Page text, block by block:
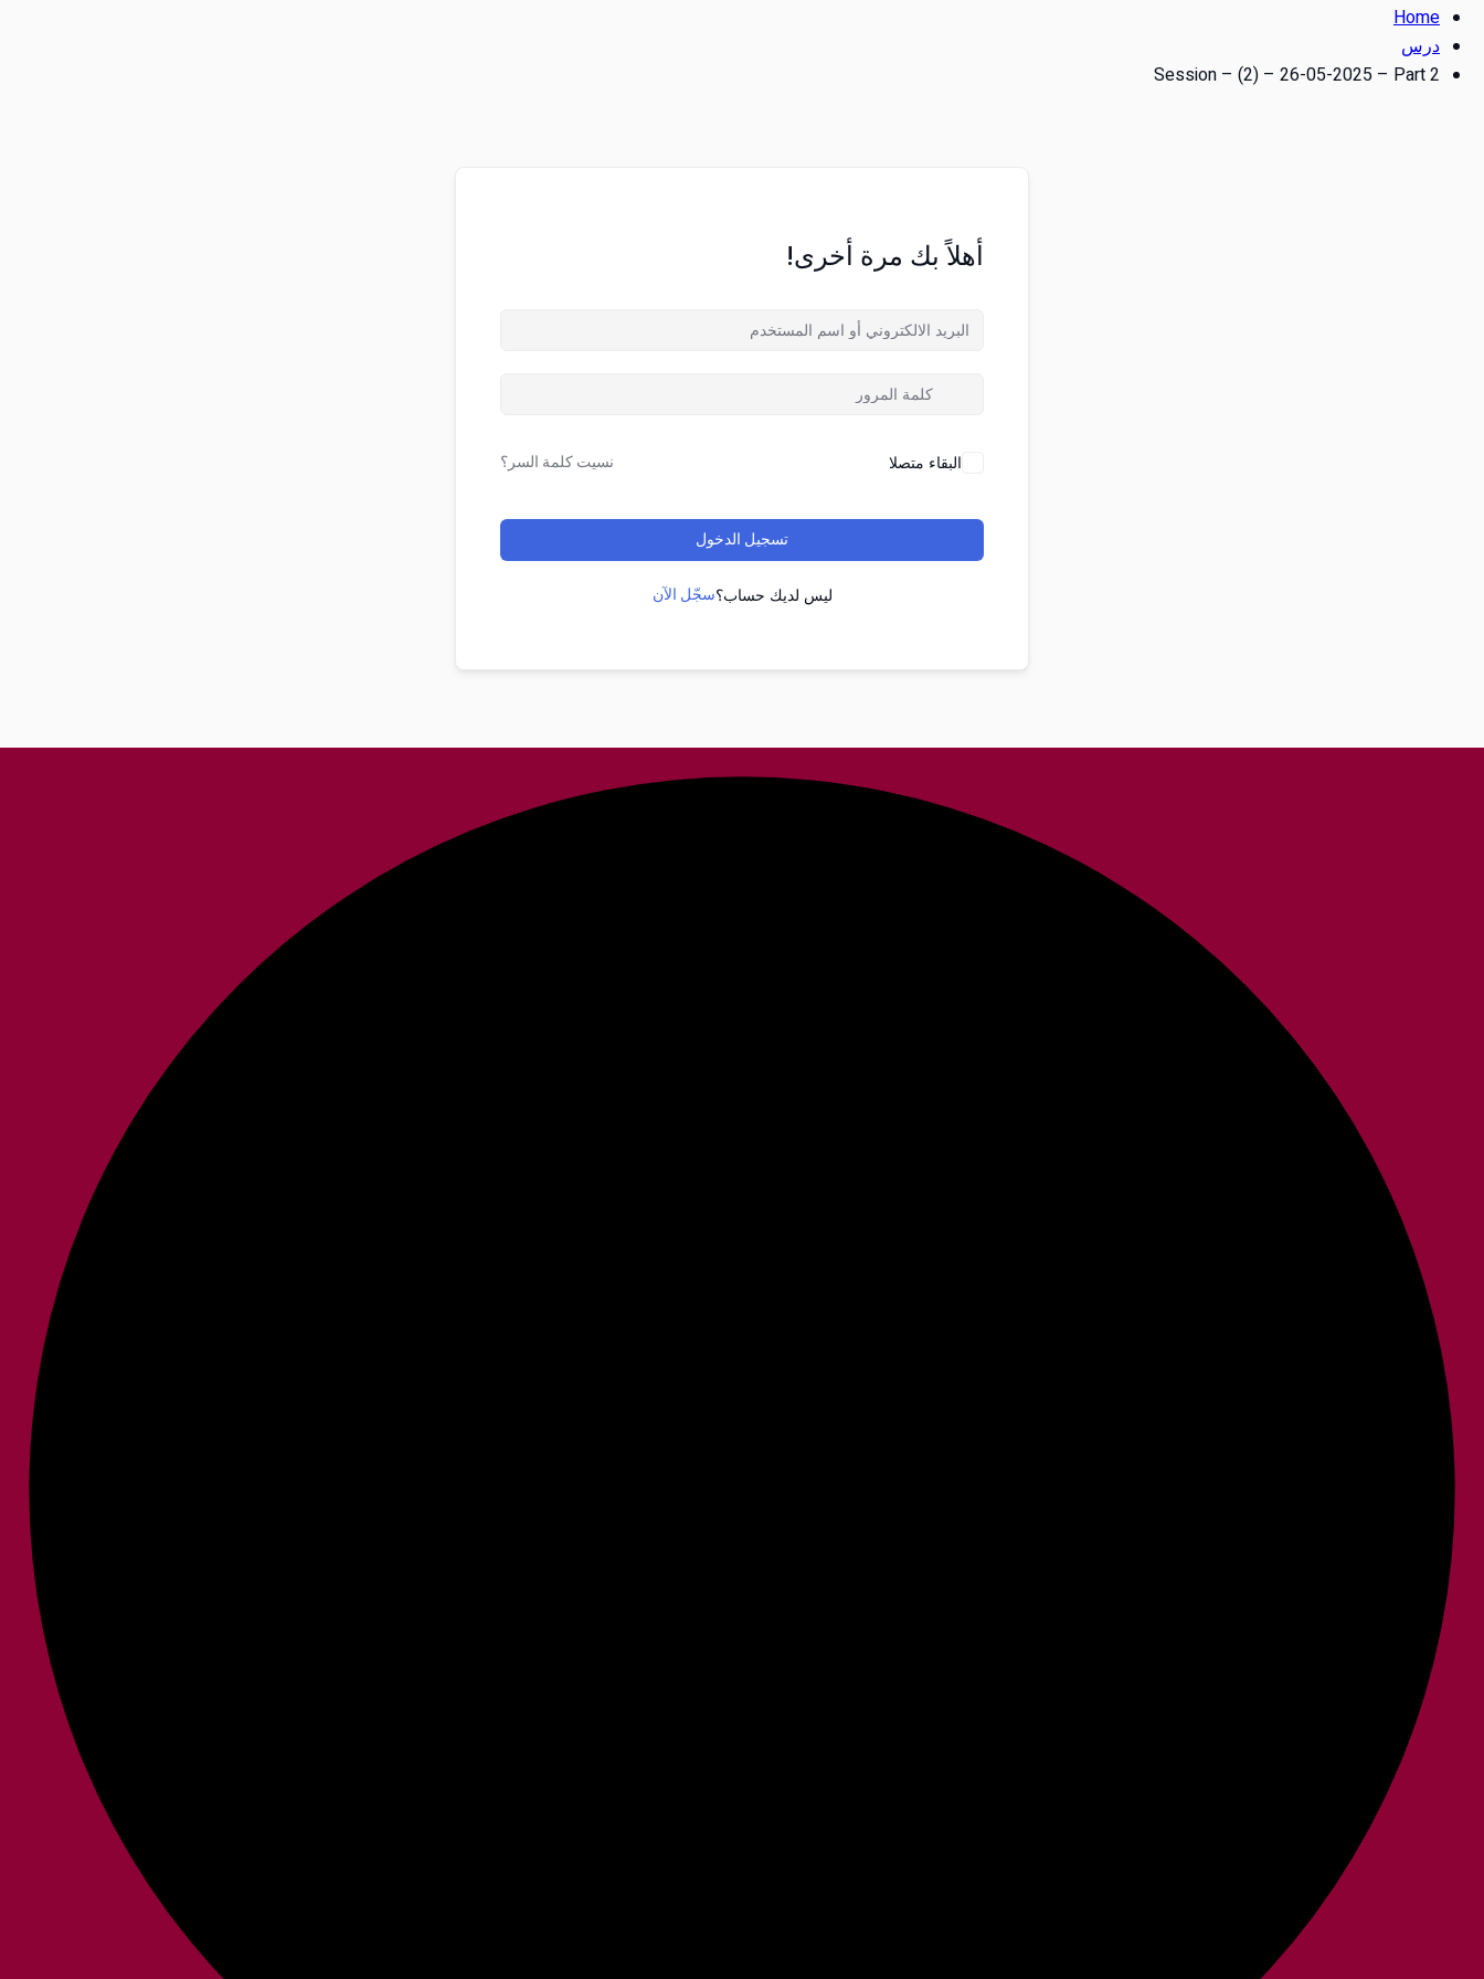
Home
درس
Session – (2) – 26-05-2025 – Part 2
أهلاً بك مرة أخرى!
البقاء متصلا نسيت كلمة السر؟
تسجيل الدخول
ليس لديك حساب؟سجّل الآن